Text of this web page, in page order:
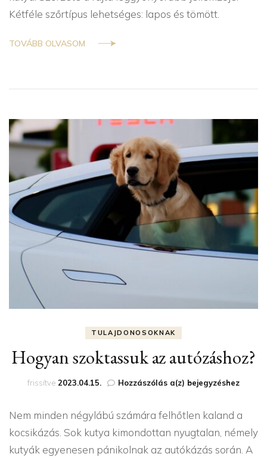
Kétféle szőrtípus lehetséges: lapos és tömött.
TOVÁBB OLVASOM
TULAJDONOSOKNAK
Hogyan szoktassuk az autózáshoz?
frissítve 2023.04.15. Hozzászólás a(z) Hogyan
autózáshoz?
bejegyzéshez
Nem minden négylábú számára felhőtlen kaland a
kocsikázás. Sok kutya kimondottan nyugtalan, némely
kutyák egyenesen pánikolnak az autókázás során. A